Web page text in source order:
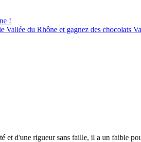
!
Vallée du Rhône et gagnez des chocolats
d'une rigueur sans faille, il a un faible